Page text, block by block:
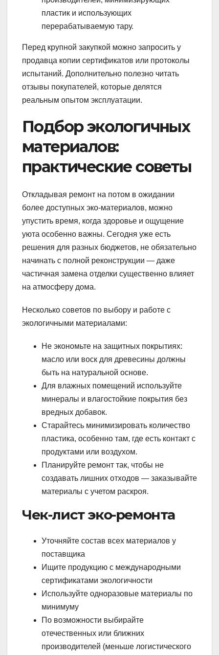
пластик и использующих
перерабатываемую тару.
Перед крупной закупкой можно запросить у
продавца копии сертификатов или протоколы
испытаний. Дополнительно полезно читать
отзывы покупателей, которые делятся
реальным опытом эксплуатации.
Подбор экологичных
материалов:
практические советы
Откладывая ремонт на потом в ожидании
более доступных эко-материалов, можно
упустить время, когда здоровье и ощущение
уюта особенно важны. Сегодня уже есть
решения для разных бюджетов, не обязательно
начинать с полной реконструкции — даже
частичная замена отделки существенно влияет
на атмосферу дома.
Несколько советов по выбору и работе с
экологичными материалами:
Не экономьте на защитных покрытиях:
масло или воск для древесины должны
быть на натуральной основе.
Для влажных помещений используйте
минералы и влагостойкие покрытия без
вредных добавок.
Старайтесь минимизировать количество
пластика, особенно там, где есть контакт с
продуктами или воздухом.
Планируйте ремонт так, чтобы не
создавать лишних отходов — заказывайте
материалы с учетом раскроя.
Чек-лист эко-ремонта
Уточняйте состав всех материалов у
поставщика
Ищите продукцию с международными
сертификатами экологичности
Используйте одноразовые материалы по
минимуму
По возможности выбирайте
отечественных или ближних
производителей (меньше логистического